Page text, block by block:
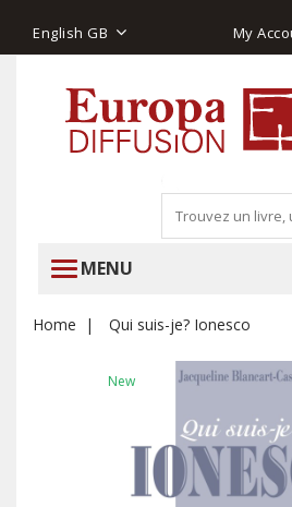
English GB My
MENU
Home Qui suis-je? Ionesco
New